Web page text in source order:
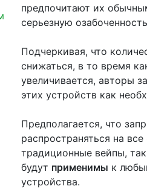
предпочитают их
серьезную
Подчеркивая, что
снижаться, в то время
увеличивается, авторы
этих устройств как
Предполагается, что
распространяться на
традиционные вейпы,
будут применимы к
устройства.